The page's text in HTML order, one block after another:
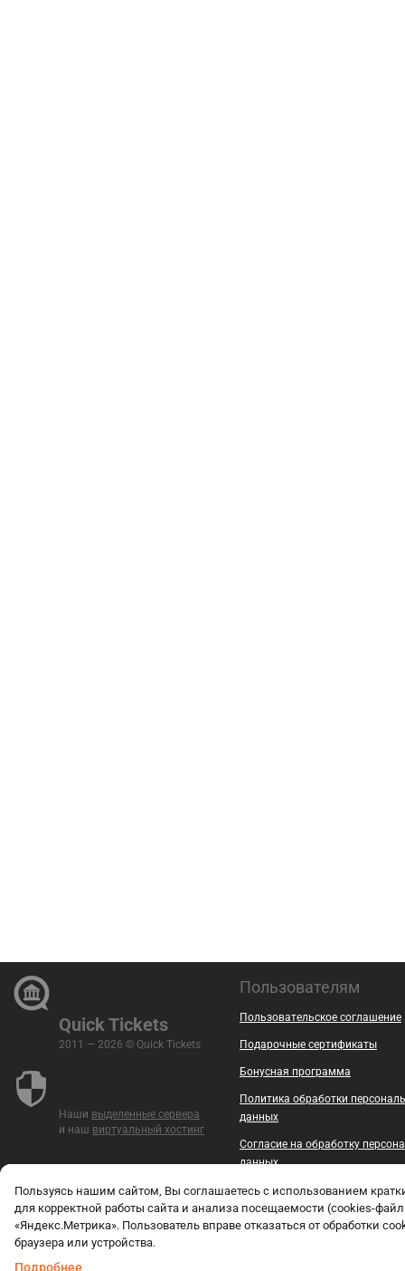
Quick Tickets
2011 — 2026 © Quick Tickets
Наши выделенные сервера
и наш виртуальный хостинг
Пользователям
Пользовательское соглашение
Подарочные сертификаты
Бонусная программа
Политика обработки
данных
Согласие на обработку
данных
Безопасность
Контакты
Пользуясь нашим сайтом, Вы соглашаетесь с использованием
для корректной работы сайта и анализа посещаемости (cookies-
«Яндекс.Метрика». Пользователь вправе отказаться от обработки
браузера или устройства.
Подробнее